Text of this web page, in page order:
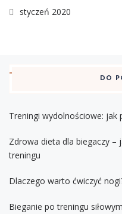
styczeń 2020
DO
Treningi wydolnościowe: jak
Zdrowa dieta dla biegaczy –
treningu
Dlaczego warto ćwiczyć
Bieganie po treningu